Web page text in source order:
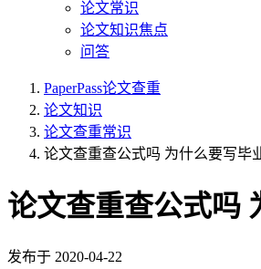
论文常识
论文知识焦点
问答
PaperPass论文查重
论文知识
论文查重常识
论文查重查公式吗 为什么要写毕
论文查重查公式吗
发布于 2020-04-22